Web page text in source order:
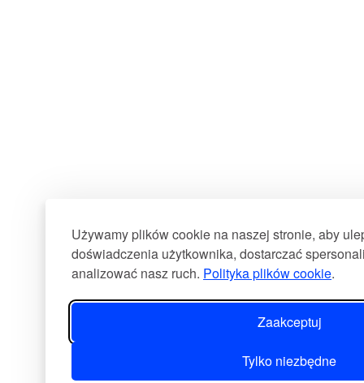
Używamy plików cookie na naszej stronie, aby
doświadczenia użytkownika, dostarczać
analizować nasz ruch. Polityka plików cookie.
Zaakceptuj
Tylko niezbędne